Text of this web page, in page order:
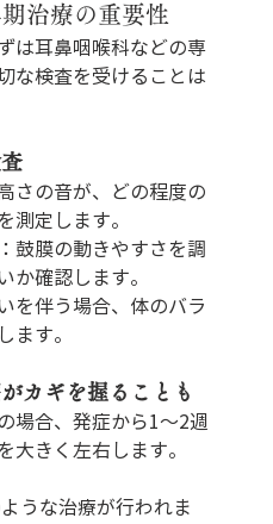
治療の重要性
は耳鼻咽喉科などの専
な検査を受けることは
さの音が、どの程度の
測定します。
：鼓膜の動きやすさを調
か確認します。
を伴う場合、体のバラ
ます。
カギを握ることも
場合、発症から1〜2週
大きく左右します。